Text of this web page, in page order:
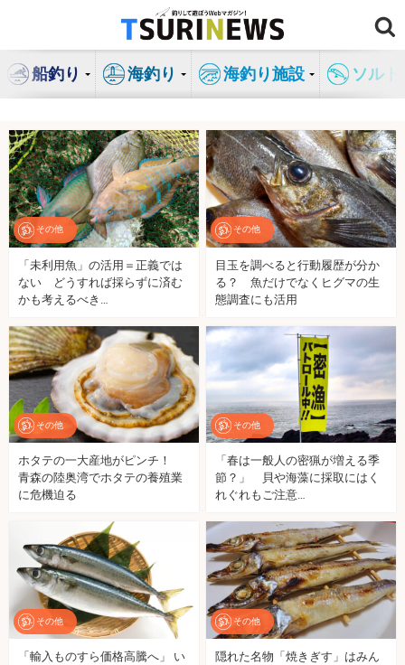
ン
ス
キ
ッ
プ
船釣り 海釣り 海釣り施設 ソル
その他
「未利用魚」の活用＝正義では
ない どうすれば採らずに済む
かも考えるべき…
その他
目玉を調べると行動履歴が分か
る？ 魚だけでなくヒグマの生
態調査にも活用
その他
ホタテの一大産地がピンチ！
青森の陸奥湾でホタテの養殖業
に危機迫る
その他
「春は一般人の密猟が増える季
節？」 貝や海藻に採取にはく
れぐれもご注意…
その他
「輸入ものすら価格高騰へ」 い
その他
隠れた名物「焼きぎす」はみん